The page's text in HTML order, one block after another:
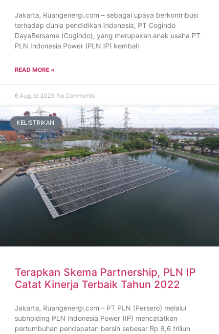
Jakarta, Ruangenergi.com – sebagai upaya berkontribusi
terhadap dunia pendidikan Indonesia, PT Cogindo
DayaBersama (Cogindo), yang merupakan anak usaha PT
PLN Indonesia Power (PLN IP) kembali
READ MORE »
6 August 2023 No Comments
KELISTRIKAN
Terapkan Skema Partnership, PLN IP
Catat Kinerja Terbaik Tahun 2022
Jakarta, Ruangenergi.com – PT PLN (Persero) melalui
subholding PLN Indonesia Power (IP) mencatatkan
pertumbuhan pendapatan bersih sebesar Rp 6,6 triliun